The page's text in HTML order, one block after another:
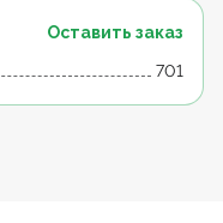
Оставить заказ
701